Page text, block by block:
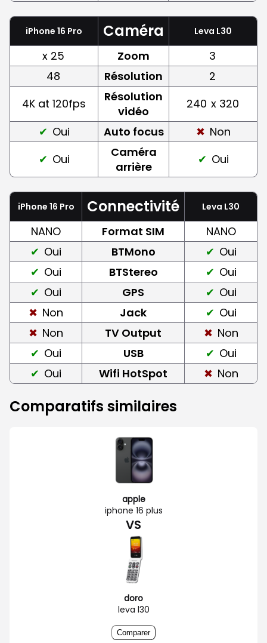
iPhone 16 Pro Caméra Leva L30
x 25 Zoom
3
48
Résolution
2
4K at 120fps
Résolution
vidéo
240 x 320
Oui
Auto focus
Non
Oui
Caméra
arrière
Oui
iPhone 16 Pro Connectivité Leva L30
NANO Format SIM
NANO
Oui
BTMono
Oui
Oui
BTStereo
Oui
Oui
GPS
Oui
Non
Jack
Oui
Non
TV Output
Non
Oui
USB
Oui
Oui
Wifi HotSpot Non
Comparatifs similaires
apple
iphone 16 plus
VS
doro
leva l30
Comparer